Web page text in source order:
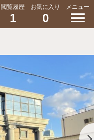
閲覧履歴
1
お気に入り
0
メニュー